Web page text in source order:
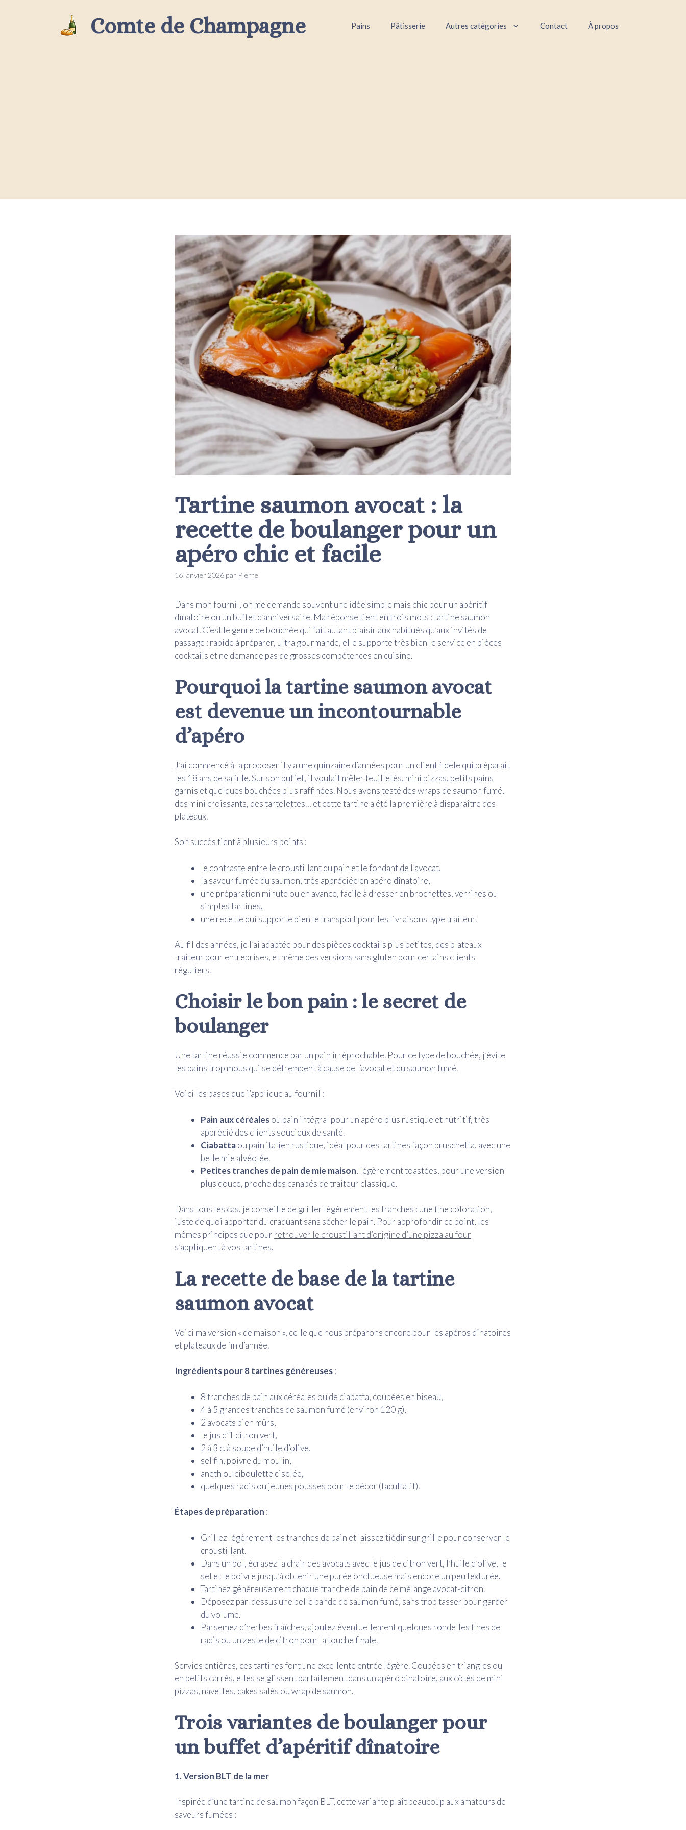
Comte de Champagne Pains Pâtisserie Autres catégories Contact À propos
Tartine saumon avocat : la
recette de boulanger pour un
apéro chic et facile
16 janvier 2026 par Pierre
Dans mon fournil, on me demande souvent une idée simple mais chic pour un apéritif
dînatoire ou un buffet d’anniversaire. Ma réponse tient en trois mots : tartine saumon
avocat. C’est le genre de bouchée qui fait autant plaisir aux habitués qu’aux invités de
passage : rapide à préparer, ultra gourmande, elle supporte très bien le service en pièces
cocktails et ne demande pas de grosses compétences en cuisine.
Pourquoi la tartine saumon avocat
est devenue un incontournable
d’apéro
J’ai commencé à la proposer il y a une quinzaine d’années pour un client fidèle qui préparait
les 18 ans de sa fille. Sur son buffet, il voulait mêler feuilletés, mini pizzas, petits pains
garnis et quelques bouchées plus raffinées. Nous avons testé des wraps de saumon fumé,
des mini croissants, des tartelettes… et cette tartine a été la première à disparaître des
plateaux.
Son succès tient à plusieurs points :
le contraste entre le croustillant du pain et le fondant de l’avocat,
la saveur fumée du saumon, très appréciée en apéro dînatoire,
une préparation minute ou en avance, facile à dresser en brochettes, verrines ou
simples tartines,
une recette qui supporte bien le transport pour les livraisons type traiteur.
Au fil des années, je l’ai adaptée pour des pièces cocktails plus petites, des plateaux
traiteur pour entreprises, et même des versions sans gluten pour certains clients
réguliers.
Choisir le bon pain : le secret de
boulanger
Une tartine réussie commence par un pain irréprochable. Pour ce type de bouchée, j’évite
les pains trop mous qui se détrempent à cause de l’avocat et du saumon fumé.
Voici les bases que j’applique au fournil :
Pain aux céréalesou pain intégral pour un apéro plus rustique et nutritif, très
apprécié des clients soucieux de santé.
Ciabattaou pain italien rustique, idéal pour des tartines façon bruschetta, avec une
belle mie alvéolée.
Petites tranches de pain de mie maison, légèrement toastées, pour une version
plus douce, proche des canapés de traiteur classique.
Dans tous les cas, je conseille de griller légèrement les tranches : une fine coloration,
juste de quoi apporter du craquant sans sécher le pain. Pour approfondir ce point, les
mêmes principes que pour retrouver le croustillant d’origine d’une pizza au four
s’appliquent à vos tartines.
La recette de base de la tartine
saumon avocat
Voici ma version « de maison », celle que nous préparons encore pour les apéros dînatoires
et plateaux de fin d’année.
Ingrédients pour 8 tartines généreuses:
8 tranches de pain aux céréales ou de ciabatta, coupées en biseau,
4 à 5 grandes tranches de saumon fumé (environ 120 g),
2 avocats bien mûrs,
le jus d’1 citron vert,
2 à 3 c. à soupe d’huile d’olive,
sel fin, poivre du moulin,
aneth ou ciboulette ciselée,
quelques radis ou jeunes pousses pour le décor (facultatif).
Étapes de préparation :
Grillez légèrement les tranches de pain et laissez tiédir sur grille pour conserver le
croustillant.
Dans un bol, écrasez la chair des avocats avec le jus de citron vert, l’huile d’olive, le
sel et le poivre jusqu’à obtenir une purée onctueuse mais encore un peu texturée.
Tartinez généreusement chaque tranche de pain de ce mélange avocat-citron.
Déposez par-dessus une belle bande de saumon fumé, sans trop tasser pour garder
du volume.
Parsemez d’herbes fraîches, ajoutez éventuellement quelques rondelles fines de
radis ou un zeste de citron pour la touche finale.
Servies entières, ces tartines font une excellente entrée légère. Coupées en triangles ou
en petits carrés, elles se glissent parfaitement dans un apéro dinatoire, aux côtés de mini
pizzas, navettes, cakes salés ou wrap de saumon.
Trois variantes de boulanger pour
un buffet d’apéritif dînatoire
1. Version BLT de la mer
Inspirée d’une tartine de saumon façon BLT, cette variante plaît beaucoup aux amateurs de
saveurs fumées :